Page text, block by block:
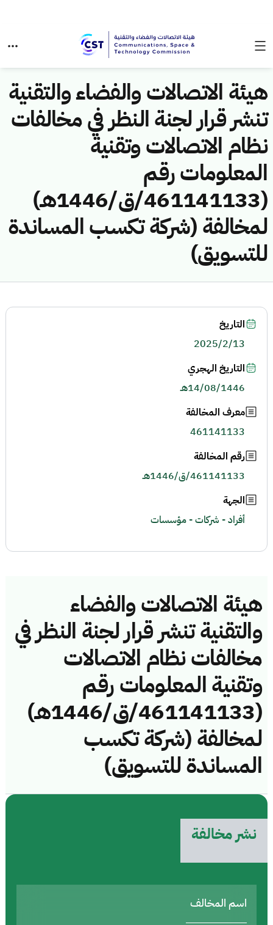
هيئة الاتصالات والفضاء والتقنية
تنشر قرار لجنة النظر في مخالفات
نظام الاتصالات وتقنية
المعلومات رقم
(461141133/ق/1446هـ)
لمخالفة (شركة تكسب المساندة
للتسويق)
هيئة الاتصالات والفضاء
والتقنية تنشر قرار لجنة النظر في
مخالفات نظام الاتصالات
وتقنية المعلومات رقم
(461141133/ق/1446هـ)
لمخالفة (شركة تكسب
المساندة للتسويق)
نشر مخالفة
اسم المخالف
التاريخ
2025/2/13
التاريخ الهجري
14/08/1446هـ
معرف المخالفة
461141133
رقم المخالفة
461141133/ق/1446هـ
الجهة
أفراد - شركات - مؤسسات